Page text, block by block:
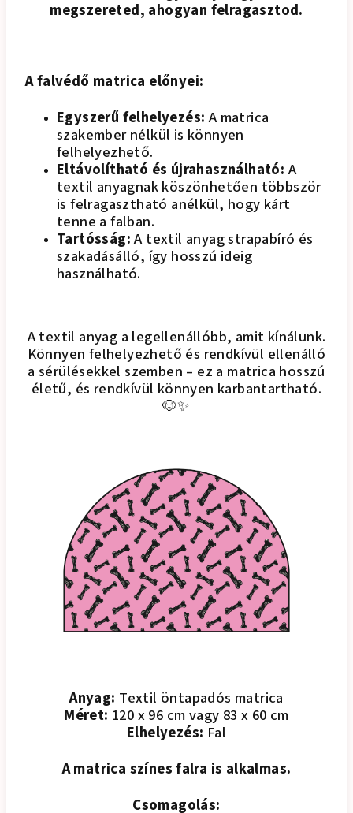
megszereted, ahogyan felragasztod.
A falvédő matrica előnyei:
Egyszerű felhelyezés:A matrica
szakember nélkül is könnyen
felhelyezhető.
Eltávolítható és újrahasználható:A
textil anyagnak köszönhetően többször
is felragasztható anélkül, hogy kárt
tenne a falban.
Tartósság:A textil anyag strapabíró és
szakadásálló, így hosszú ideig
használható.
A textil anyag a legellenállóbb, amit kínálunk.
Könnyen felhelyezhető és rendkívül ellenálló
a sérülésekkel szemben – ez a matrica hosszú
életű, és rendkívül könnyen karbantartható.
🐶✨
Anyag: Textil öntapadós matrica
Méret: 120 x 96 cm vagy 83 x 60 cm
Elhelyezés: Fal
A matrica színes falra is alkalmas.
Csomagolás: